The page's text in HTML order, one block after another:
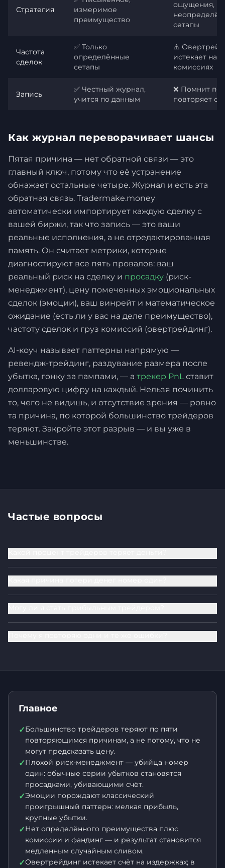
Стратегия
измеримое
преимущество
ощущения,
сетапы
Частота
сделок
✅ Только
определённые
сетапы
⚠️
истекает на
комиссиях
Запись
✅ Честный журнал,
учится по данным
❌ Помнит
повторяет
Как журнал переворачивает шансы
Пятая причина — нет обратной связи — это
главный ключ, потому что её устранение
обнажает остальные четыре. Журнал и есть эта
обратная связь. Tradermake.money
автоматически импортирует каждую сделку с
вашей биржи, так что запись — это ваши
реальные исполнения, а не отредактированная
память. Он считает метрики, которые
диагностируют все пять провалов: ваш
реальный риск на сделку и просадку (риск-
менеджмент), цену помеченных эмоциональных
сделок (эмоции), ваш винрейт и математическое
ожидание (есть ли у вас на деле преимущество),
частоту сделок и груз комиссий (овертрейдинг).
AI-коуч называет паттерны напрямую —
ревендж-трейдинг, раздувание размера после
убытка, гонку за пампами, — а трекер PnLставит
долларовую цифру на каждый. Нельзя починить
то, чего не видишь, и отсутствие зрения — ровно
та причина, по которой большинство трейдеров
теряют. Закройте этот разрыв — и вы уже в
меньшинстве.
Частые вопросы
Главное
✓Большинство трейдеров теряют по пяти
повторяющимся причинам, а не потому, что не
могут предсказать цену.
✓Плохой риск-менеджмент — убийца номер
один: обычные серии убытков становятся
просадками, убивающими счёт.
✓Эмоции порождают классический
проигрышный паттерн: мелкая прибыль,
крупные убытки.
✓Нет определённого преимущества плюс
комиссии и фандинг — и результат становится
медленным случайным сливом.
✓Овертрейдинг истекает счёт на издержках; в